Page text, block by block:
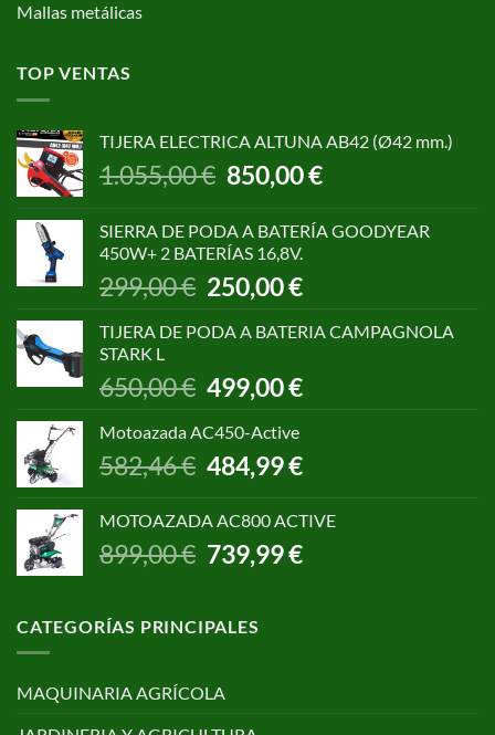
Mallas metálicas
TOP VENTAS
TIJERA ELECTRICA ALTUNA AB42 (Ø42 mm.)
1.055,00€ El
precio
era:
1.055,00 €.
850,00€El
precio
es:
SIERRA DE PODA A BATERÍA GOODYEAR
450W+ 2 BATERÍAS 16,8V.
299,00€ El
precio
original
299,00 €.
250,00€El
precio
actual
250,00 €.
TIJERA DE PODA A BATERIA CAMPAGNOLA
STARK L
650,00€
El
precio
original
650,00 €.
499,00€El
precio
499,00 €.
Motoazada AC450-Active
582,46€
El
precio
era:
582,46 €.
484,99€El
precio
es:
484,99 €.
MOTOAZADA AC800 ACTIVE
899,00€ El
precio
era:
899,00 €.
739,99€El
precio
CATEGORÍAS PRINCIPALES
MAQUINARIA AGRÍCOLA